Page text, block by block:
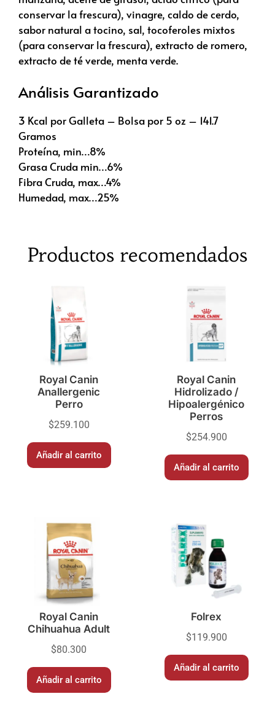
conservar la frescura), vinagre, caldo de cerdo,
sabor natural a tocino, sal, tocoferoles mixtos
(para conservar la frescura), extracto de romero,
extracto de té verde, menta verde.
Análisis Garantizado
3 Kcal por Galleta – Bolsa por 5 oz – 141.7
Gramos
Proteína, min…8%
Grasa Cruda min…6%
Fibra Cruda, max…4%
Humedad, max…25%
Productos recomendados
Royal Canin
Anallergenic
Perro
$259.100
Añadir al carrito
Royal Canin
Hidrolizado /
Hipoalergénico
Perros
$254.900
Añadir al carrito
Royal Canin
Chihuahua Adult
$80.300
Añadir al carrito
Folrex
$119.900
Añadir al carrito